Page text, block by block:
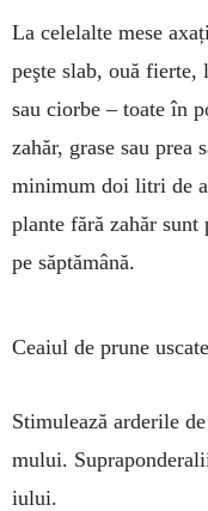
La celelalte mese
peşte slab, ouă fierte,
sau cior­be – toate în
zahăr, grase sau prea
minimum doi litri de
plante fără zahăr
pe săptă­mâ­nă.
Ceaiul de prune uscate
Stimulează arderile
mului.
iului.